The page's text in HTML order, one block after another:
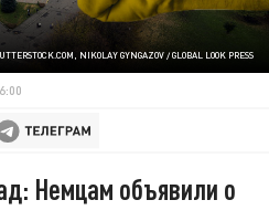
NIKOLAY GYNGAZOV / GLOBAL LOOK PRESS
Немцам объявили о